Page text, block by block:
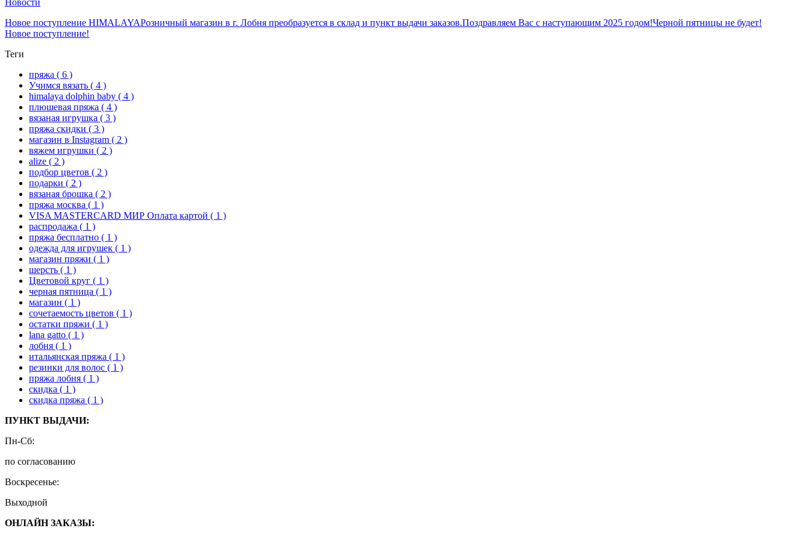
Новое поступление HIMALAYAРозничный магазин в г. Лобня преобразуется в склад и пункт выдачи заказов.Поздравляем Вас с наступающим 2025 годом!Черной пятницы не будет!
Новое поступление!
Теги
пряжа ( 6 )
Учимся вязать ( 4 )
himalaya dolphin baby ( 4 )
плюшевая пряжа ( 4 )
вязаная игрушка ( 3 )
пряжа скидки ( 3 )
магазин в Instagram ( 2 )
вяжем игрушки ( 2 )
alize ( 2 )
подбор цветов ( 2 )
подарки ( 2 )
вязаная брошка ( 2 )
пряжа москва ( 1 )
VISA MASTERCARD МИР Оплата картой ( 1 )
распродажа ( 1 )
пряжа бесплатно ( 1 )
одежда для игрушек ( 1 )
магазин пряжи ( 1 )
шерсть ( 1 )
Цветовой круг ( 1 )
черная пятница ( 1 )
магазин ( 1 )
сочетаемость цветов ( 1 )
остатки пряжи ( 1 )
lana gatto ( 1 )
лобня ( 1 )
итальянская пряжа ( 1 )
резинки для волос ( 1 )
пряжа лобня ( 1 )
скидка ( 1 )
скидка пряжа ( 1 )
ПУНКТ ВЫДАЧИ:
Пн-Сб:
по согласованию
Воскресенье:
Выходной
ОНЛАЙН ЗАКАЗЫ: